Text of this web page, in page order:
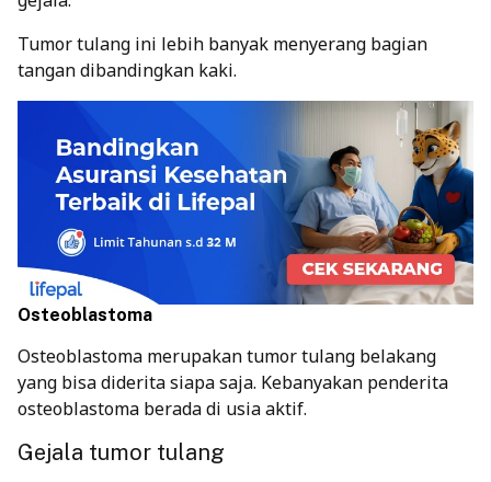
Tumor tulang ini lebih banyak menyerang bagian
tangan dibandingkan kaki.
Osteoblastoma
Osteoblastoma merupakan tumor tulang belakang
yang bisa diderita siapa saja. Kebanyakan penderita
osteoblastoma berada di usia aktif.
Gejala tumor tulang